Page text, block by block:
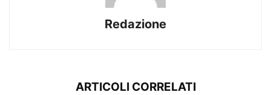
Redazione
ARTICOLI CORRELATI